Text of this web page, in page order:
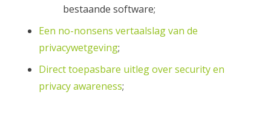
bestaande software;
Een no-nonsens vertaalslag van de
privacywetgeving;
Direct toepasbare uitleg over security en
privacy awareness;